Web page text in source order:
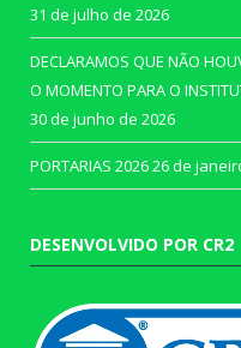
31 de julho de 2026
DECLARAMOS QUE NÃO
O MOMENTO PARA O
30 de junho de 2026
PORTARIAS 202626 de
DESENVOLVIDO POR CR2